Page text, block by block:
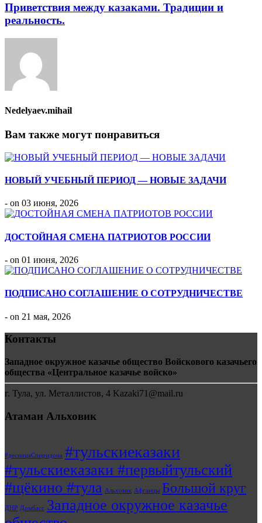
Приветствия между казаками. Традиции и
реальность.
Nedelyaev.mihail
Вам также могут понравиться
НОВЫЙ УЧЕБНЫЙ ПЕРИОД — НОВЫЕ ЗАДАЧИ
- on 03 июня, 2026
ДОСТОЙНАЯ СМЕНА ПАТРИОТОВ РОССИИ
- on 01 июня, 2026
ПОДПИСАНО СОГЛАШЕНИЕ О СОТРУДНИЧЕСТВЕ
- on 21 мая, 2026
Контакты
Западное окружное казачье общество Войскового казачьего
общества «Центральное казачье войско»
г. Тула, ул. Металлистов, 4 Kazaki71@mail.ru
Атаман Альховик
#десницаСпиридона #тульскиеказаки
#тульскиеказаки #первыйтульский
#щёкино #тула Альховик Афганцы Большой круг
ДНР Домбасс Западное окружное казачье